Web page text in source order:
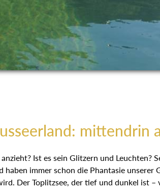
mittendrin
Ist es sein Glitzern und
haben immer schon die Phantasie
Der Toplitzsee, der tief und dunkel ist –